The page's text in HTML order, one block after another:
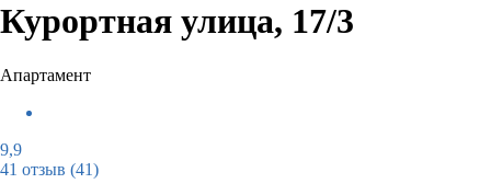
Курортная улица, 17/3
Апартамент
9,9
41 отзыв (41)